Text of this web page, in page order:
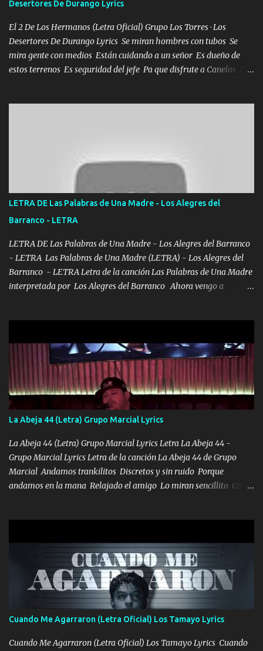
misma piedra me vuelvo a tropezar Cuando ando de enamorado
en corto me tiró a per...
Desertores De Durango Lyrics
El 2 De Los Hermanos (Letra Oficial) Grupo Los Torres · Los
Desertores De Durango Lyrics Se miran hombres con tubos Se
mira gente con medios Están cuidando a un señor Es dueño de
estos terrenos Es seguridad del jefe Pa que disfrute a Canelos Es
ahí está el Hombre Cuarenta y también Pariente 7 arreglan
cualquier problema no más es cuestión que ordené NOS HACE
FALTA UN HERMANO DE CLAVE ERA EL 24 SIEMPRE FUE UN
HOMBRE VALIENTE POR ALGO M'URIÓ PELEAND0 SIEMPRE
VIO POR LA FAMILIA PARA QUE SIGA EL LEGADO Es el DOS de
los HERMANOS un cerebro inteligente y com...
LETRA DE Las Palabras de Una Madre - Los Alegres del
Barranco - LETRA
LETRA DE Las Palabras de Una Madre - Los Alegres del Barranco
- LETRA Las Palabras de Una Madre (LETRA) - Los Alegres del
Barranco - LETRA Letra de la canción Las Palabras de Una Madre
interpretada por Los Alegres del Barranco Ahora vengo a
quiso, él tiempo sigue pasando y nunca te olvidaremos, aquí
seguiré esperando hasta volvernos a vernos El recuerdo que yo
tengo de mi mente no se va, en mi corazón me llevo lo mismo que
tu papá, a veces me pongo triste porque no puedo mirarte, mas se
que tu me escuchas porque tu eres mi gran ángel, El desespero me
llega para reunirme contigo, tu iluminas mi sendero por siempre
serás mi niño, del amor que yo te tengo es co...
La Abeja 44 (Letra) Grupo Marcial Lyrics
La Abeja 44 (Letra) Grupo Marcial Lyrics Letra La Abeja 44 -
Grupo Marcial Lyrics Letra de la canción La Abeja 44 de Grupo
Marcial Andamos trankilitos Discretos y sin ruido Porque
andamos en la mana Relajado el amigo Lo miran sencillito Con
coronamos Se jala los marciales Y sus guitarras ya van sonando
Un gallardo me prendo Para agarrar el vuelo y la mente y
tranquilizando Tomense un buen trago Y así es como empezamos
los versos que voy cantando (Music) A vido alta y bajas La carreta
se atora Pero nunca le aflojamos Ya me han pasado cosas Y
aunque ustedes no sepan Pero la vida es muy corta Hay que
echarle chingazos Y seguir trabajando porque nada es...
Cuando Me Agarraron (Letra Oficial) Los Tamayo Lyrics
Cuando Me Agarraron (Letra Oficial) Los Tamayo Lyrics Cuando